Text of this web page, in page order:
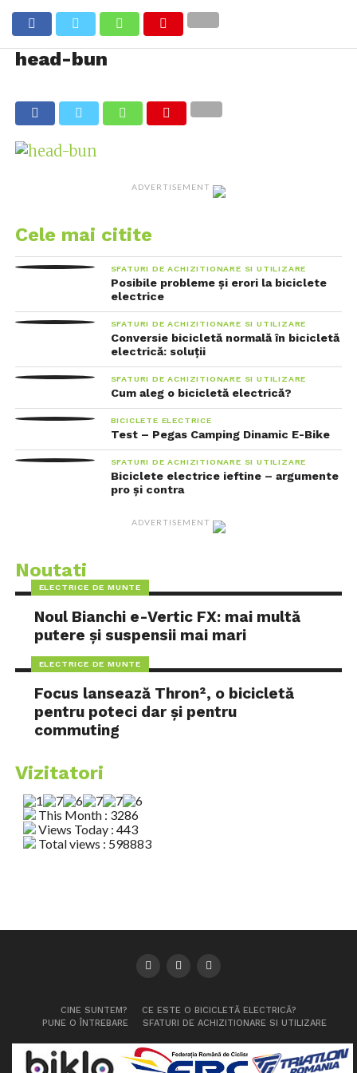
head-bun
ADVERTISEMENT
Cele mai citite
SFATURI DE ACHIZITIONARE SI UTILIZARE
Posibile probleme și erori la biciclete
electrice
SFATURI DE ACHIZITIONARE SI UTILIZARE
Conversie bicicletă normală în bicicletă
electrică: soluții
SFATURI DE ACHIZITIONARE SI UTILIZARE
Cum aleg o bicicletă electrică?
BICICLETE ELECTRICE
Test – Pegas Camping Dinamic E-Bike
SFATURI DE ACHIZITIONARE SI UTILIZARE
Biciclete electrice ieftine – argumente
pro și contra
ADVERTISEMENT
Noutati
ELECTRICE DE MUNTE
Noul Bianchi e-Vertic FX: mai multă
putere și suspensii mai mari
ELECTRICE DE MUNTE
Focus lansează Thron², o bicicletă
pentru poteci dar și pentru
commuting
Vizitatori
This Month : 3286
Views Today : 443
Total views : 598883
CINE SUNTEM?
CE ESTE O BICICLETĂ ELECTRICĂ?
PUNE O ÎNTREBARE
SFATURI DE ACHIZITIONARE SI UTILIZARE